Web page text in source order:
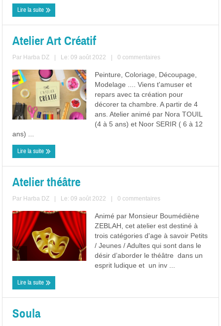
Lire la suite
Atelier Art Créatif
Par Harba DZ Le: 09 août 2022 0 commentaires
Peinture, Coloriage, Découpage,
Modelage .... Viens t'amuser et
repars avec ta création pour
décorer ta chambre. A partir de 4
ans. Atelier animé par Nora TOUIL
(4 à 5 ans) et Noor SERIR ( 6 à 12
ans) ...
Lire la suite
Atelier théâtre
Par Harba DZ Le: 09 août 2022 0 commentaires
Animé par Monsieur Boumédiène
ZEBLAH, cet atelier est destiné à
trois catégories d'age à savoir Petits
/ Jeunes / Adultes qui sont dans le
désir d’aborder le théâtre dans un
esprit ludique et un inv ...
Lire la suite
Soula